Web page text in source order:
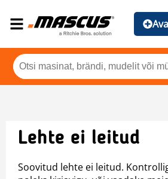
Lehte ei leitud
Soovitud lehte ei leitud.